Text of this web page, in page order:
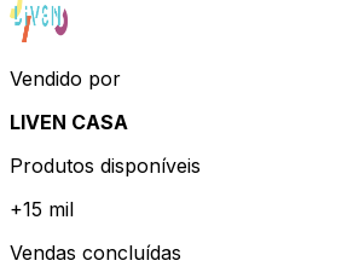
Vendido por
LIVEN CASA
Produtos disponíveis
+15 mil
Vendas concluídas